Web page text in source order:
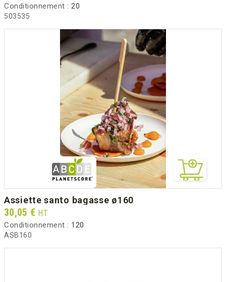
Conditionnement : 20
503535
assiette santo bagasse ø160
Prix
30,05 € HT
Conditionnement : 120
ASB160